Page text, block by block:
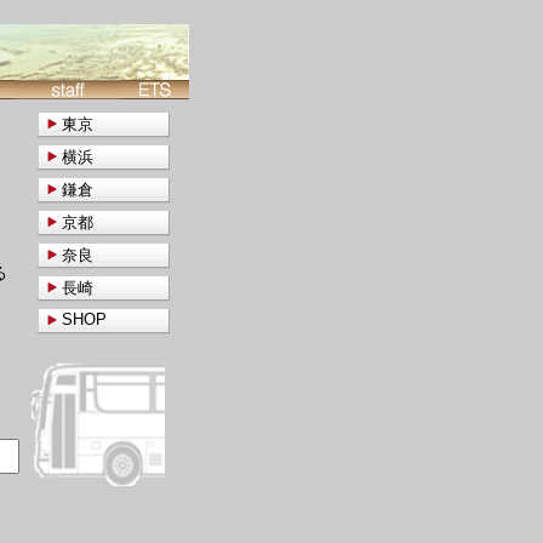
東京
横浜
鎌倉
京都
奈良
長崎
SHOP